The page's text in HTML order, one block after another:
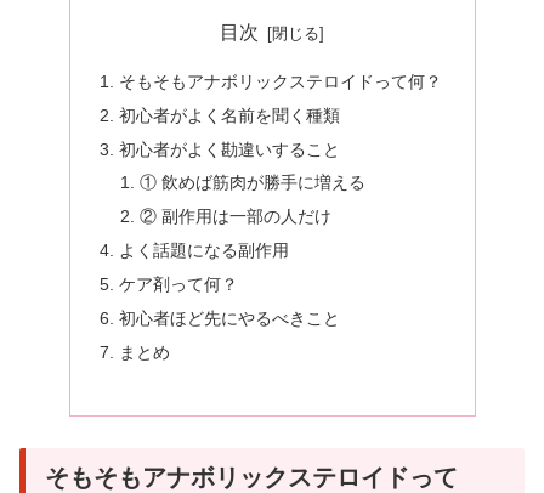
目次
そもそもアナボリックステロイドって何？
初心者がよく名前を聞く種類
初心者がよく勘違いすること
① 飲めば筋肉が勝手に増える
② 副作用は一部の人だけ
よく話題になる副作用
ケア剤って何？
初心者ほど先にやるべきこと
まとめ
そもそもアナボリックステロイドって